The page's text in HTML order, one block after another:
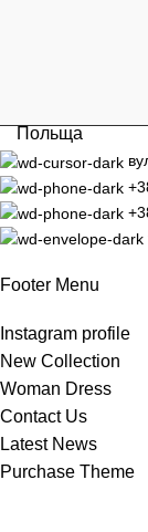
Польща
Footer Menu
Instagram profile
New Collection
Woman Dress
Contact Us
Latest News
Purchase Theme